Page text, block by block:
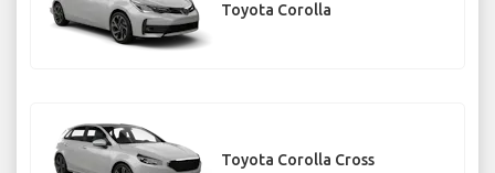
Toyota Corolla
Toyota Corolla Cross